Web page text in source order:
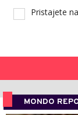
Pristajete na
MONDO